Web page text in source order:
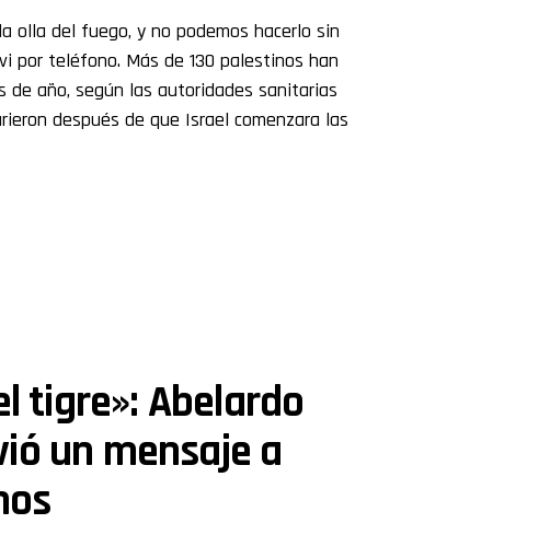
olla del fuego, y no podemos hacerlo sin
por teléfono. Más de 130 palestinos han
de año, según las autoridades sanitarias
después de que Israel comenzara las
tigre»: Abelardo
un mensaje a